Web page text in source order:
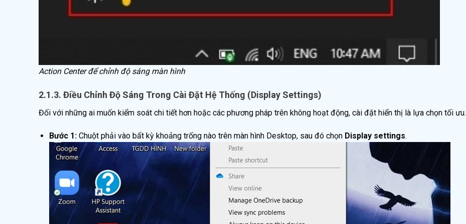
Action Center để chỉnh độ sáng màn hình
2.1.3. Điều Chỉnh Độ Sáng Trong Cài Đặt Hệ Thống (Display Settings)
Đối với những ai muốn kiểm soát chi tiết hơn hoặc các phương pháp trên không hoạt động, cài đặt hiển thị là lựa chọn tối ưu.
Bước 1:Chuột phải vào bất kỳ khoảng trống nào trên màn hình Desktop, sau đó chọn Display settings.